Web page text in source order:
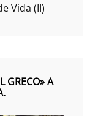
Vida (II)
GRECO» A